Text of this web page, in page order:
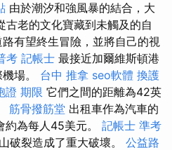
由於潮汐和強風暴的結合，大
古老的文化寶藏到未觸及的自
有望終生冒險，並將自己的視
考 記帳士 最接近加爾維斯頓港
場。 台中 推拿 seo軟體 換護
證 期限 它們之間的距離為42英
筋骨撥筋堂 出租車作為汽車的
為每人45美元。 記帳士 準考
破裂造成了重大破壞。 公益路